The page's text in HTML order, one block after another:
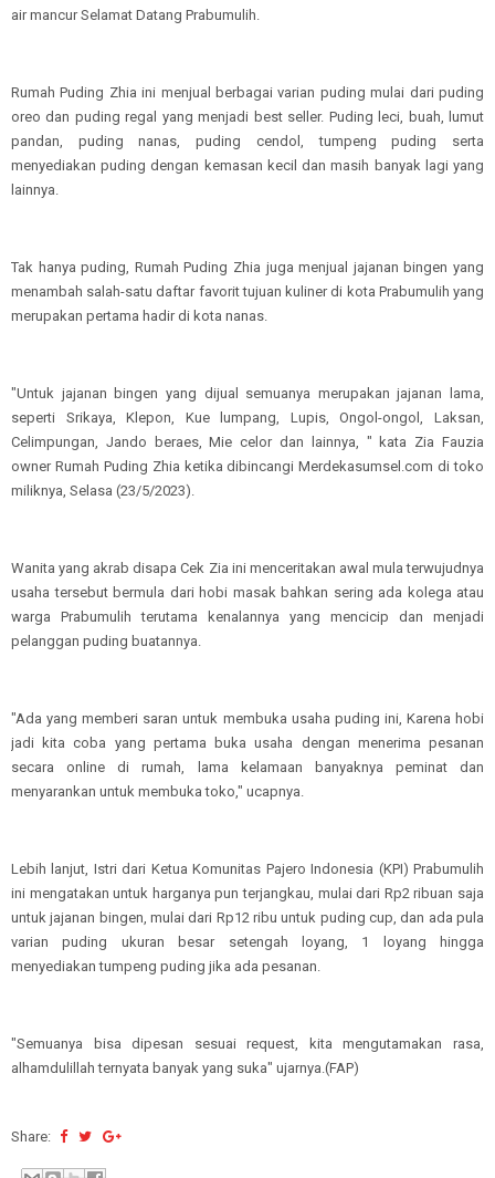
air mancur Selamat Datang Prabumulih.
Rumah Puding Zhia ini menjual berbagai varian puding mulai dari puding
oreo dan puding regal yang menjadi best seller. Puding leci, buah, lumut
pandan, puding nanas, puding cendol, tumpeng puding serta
menyediakan puding dengan kemasan kecil dan masih banyak lagi yang
lainnya.
Tak hanya puding, Rumah Puding Zhia juga menjual jajanan bingen yang
menambah salah-satu daftar favorit tujuan kuliner di kota Prabumulih yang
merupakan pertama hadir di kota nanas.
"Untuk jajanan bingen yang dijual semuanya merupakan jajanan lama,
seperti Srikaya, Klepon, Kue lumpang, Lupis, Ongol-ongol, Laksan,
Celimpungan, Jando beraes, Mie celor dan lainnya, " kata Zia Fauzia
owner Rumah Puding Zhia ketika dibincangi Merdekasumsel.com di toko
miliknya, Selasa (23/5/2023).
Wanita yang akrab disapa Cek Zia ini menceritakan awal mula terwujudnya
usaha tersebut bermula dari hobi masak bahkan sering ada kolega atau
warga Prabumulih terutama kenalannya yang mencicip dan menjadi
pelanggan puding buatannya.
"Ada yang memberi saran untuk membuka usaha puding ini, Karena hobi
jadi kita coba yang pertama buka usaha dengan menerima pesanan
secara online di rumah, lama kelamaan banyaknya peminat dan
menyarankan untuk membuka toko," ucapnya.
Lebih lanjut, Istri dari Ketua Komunitas Pajero Indonesia (KPI) Prabumulih
ini mengatakan untuk harganya pun terjangkau, mulai dari Rp2 ribuan saja
untuk jajanan bingen, mulai dari Rp12 ribu untuk puding cup, dan ada pula
varian puding ukuran besar setengah loyang, 1 loyang hingga
menyediakan tumpeng puding jika ada pesanan.
"Semuanya bisa dipesan sesuai request, kita mengutamakan rasa,
alhamdulillah ternyata banyak yang suka" ujarnya.(FAP)
Share: